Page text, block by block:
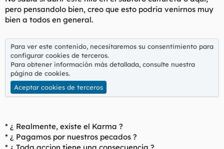
d
e
l
e
m
a
i
c
i
pero pensandolo bien, creo que esto podria venirnos muy
bien a todos en general.
Para ver este contenido, necesitaremos su consentimiento para
configurar cookies de terceros.
Para obtener información más detallada, consulte nuestra
página de cookies.
Aceptar cookies de terceros
* ¿ Realmente, existe el Karma ?
* ¿ Pagamos por nuestros pecados ?
* ¿ Toda accion tiene una consecuencia ?